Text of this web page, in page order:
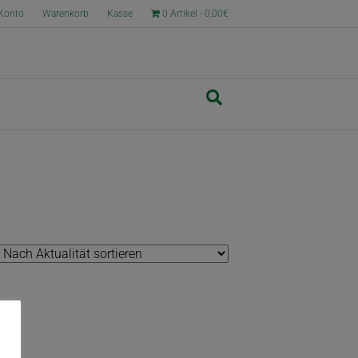
Warenkorb Kasse 0 Artikel 0,00€